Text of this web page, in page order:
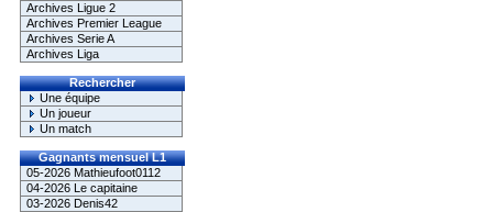
Archives Ligue 2
Archives Premier League
Archives Serie A
Archives Liga
Rechercher
Une équipe
Un joueur
Un match
Gagnants mensuel L1
05-2026 Mathieufoot0112
04-2026 Le capitaine
03-2026 Denis42